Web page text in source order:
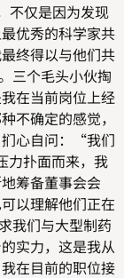
不仅是因为发现
优秀的科学家共
终得以与他们共
三个毛头小伙掏
在当前岗位上经
不确定的感觉，
心自问：“我们
力扑面而来，我
筹备董事会会
以理解他们正在
我们与大型制药
实力，这是我从
在目前的职位接